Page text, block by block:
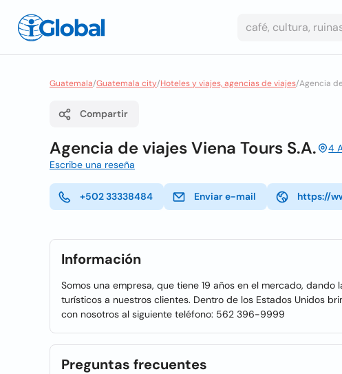
Guatemala/Guatemala city/Hoteles y viajes, agencias de viajes/Agencia
Compartir
Agencia de viajes Viena Tours S.A.
4
Escribe una reseña
+502 33338484 Enviar e-mail https://
Información
Somos una empresa, que tiene 19 años en el mercado,
turísticos a nuestros clientes. Dentro de los Estados Unidos
con nosotros al siguiente teléfono: 562 396-9999
Preguntas frecuentes